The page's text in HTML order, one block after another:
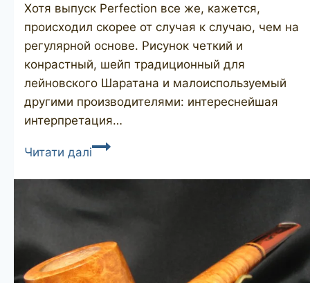
Хотя выпуск Perfection все же, кажется,
происходил скорее от случая к случаю, чем на
регулярной основе. Рисунок четкий и
конрастный, шейп традиционный для
лейновского Шаратана и малоиспользуемый
другими производителями: интереснейшая
интерпретация…
Читати даліCHARATAN’S
Perfection
4148DC
unsmoked